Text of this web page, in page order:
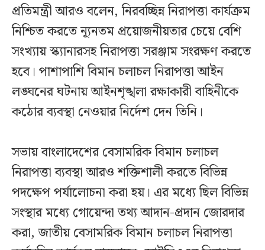
প্রতিমন্ত্রী আরও বলেন, নিরবচ্ছিন্ন নিরাপত্তা কার্যক্রম
নিশ্চিত করতে ন্যূনতম প্রয়োজনীয়তার চেয়ে বেশি
সংখ্যায় স্ক্যানারসহ নিরাপত্তা সরঞ্জাম সংরক্ষণ করতে
হবে। পাশাপাশি বিমান চলাচল নিরাপত্তা আইন
লঙ্ঘনের ঘটনায় আইনশৃঙ্খলা রক্ষাকারী বাহিনীকে
কঠোর ব্যবস্থা নেওয়ার নির্দেশ দেন তিনি।
সভায় বাংলাদেশের বেসামরিক বিমান চলাচল
নিরাপত্তা ব্যবস্থা আরও শক্তিশালী করতে বিভিন্ন
পদক্ষেপ পর্যালোচনা করা হয়। এর মধ্যে ছিল বিভিন্ন
সংস্থার মধ্যে গোয়েন্দা তথ্য আদান-প্রদান জোরদার
করা, জাতীয় বেসামরিক বিমান চলাচল নিরাপত্তা